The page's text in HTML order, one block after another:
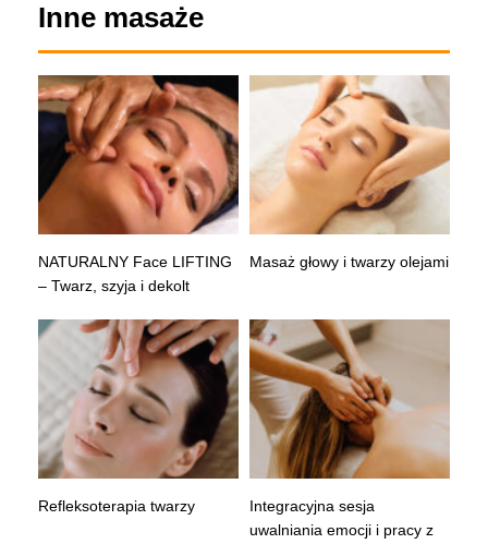
Inne masaże
NATURALNY Face LIFTING
– Twarz, szyja i dekolt
Masaż głowy i twarzy olejami
Refleksoterapia twarzy
Integracyjna sesja
uwalniania emocji i pracy z